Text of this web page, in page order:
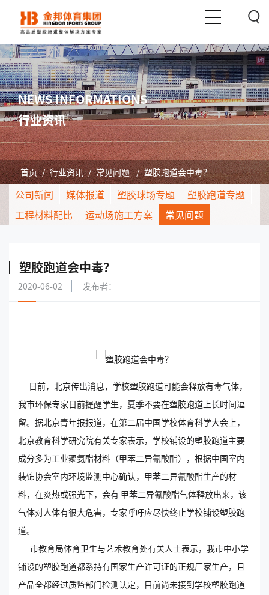
NEWS INFORMATIONS
行业资讯
首页 / 行业资讯 / 常见问题 / 塑胶跑道会中毒？
公司新闻 媒体报道 塑胶球场专题
塑胶跑道专题
工程材料配比
运动场施工方案 常见问题
塑胶跑道会中毒？
2020-06-02 发布者：
日前，北京传出消息，学校塑胶跑道可能会释放有毒气体，
我市环保专家日前提醒学生，夏季不要在塑胶跑道上长时间逗
留。据北京青年报报道，在第二届中国学校体育科学大会上，
北京教育科学研究院有关专家表示，学校铺设的塑胶跑道主要
成分多为工业聚氨酯材料（甲苯二异氰酸酯），根据中国室内
装饰协会室内环境监测中心确认，甲苯二异氰酸酯生产的材
料，在炎热或强光下，会有 甲苯二异氰酸酯气体释放出来，该
气体对人体有很大危害，专家呼吁应尽快终止学校铺设塑胶跑
道。
市教育局体育卫生与艺术教育处有关人士表示，我市中小学
铺设的塑胶跑道都系持有国家生产许可证的正规厂家生产，且
产品全都经过质监部门检测认定，目前尚未接到学校塑胶跑道